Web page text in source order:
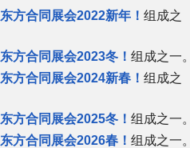
东方合同展会2022新年！组成之
东方合同展会2023冬！组成之一
东方合同展会2024新春！组成之
东方合同展会2025冬！组成之一
东方合同展会2026春！组成之一